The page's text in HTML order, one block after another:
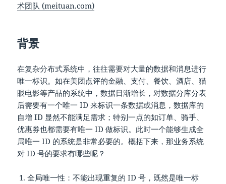
术团队 (meituan.com)
背景
在复杂分布式系统中，往往需要对大量的数据和消息进行
唯一标识。如在美团点评的金融、支付、餐饮、酒店、猫
眼电影等产品的系统中，数据日渐增长，对数据分库分表
后需要有一个唯一 ID 来标识一条数据或消息，数据库的
自增 ID 显然不能满足需求；特别一点的如订单、骑手、
优惠券也都需要有唯一 ID 做标识。此时一个能够生成全
局唯一 ID 的系统是非常必要的。概括下来，那业务系统
对 ID 号的要求有哪些呢？
全局唯一性：不能出现重复的 ID 号，既然是唯一标